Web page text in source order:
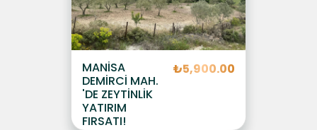
MANİSA
DEMİRCİ MAH.
'DE ZEYTİNLİK
YATIRIM
FIRSATI!
₺5,900.00